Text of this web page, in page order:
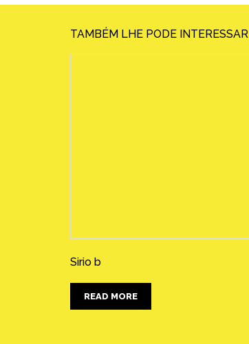
TAMBÉM LHE PODE INTERESSAR
Sirio b
READ MORE